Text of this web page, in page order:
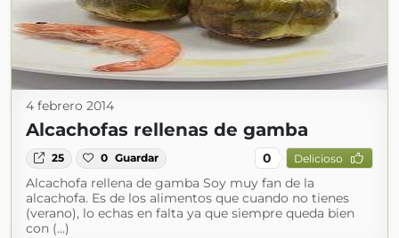
4 febrero 2014
Alcachofas rellenas de gamba
25 0 Guardar 0 Delicioso
Alcachofa rellena de gamba Soy muy fan de la
alcachofa. Es de los alimentos que cuando no tienes
(verano), lo echas en falta ya que siempre queda bien
con (...)